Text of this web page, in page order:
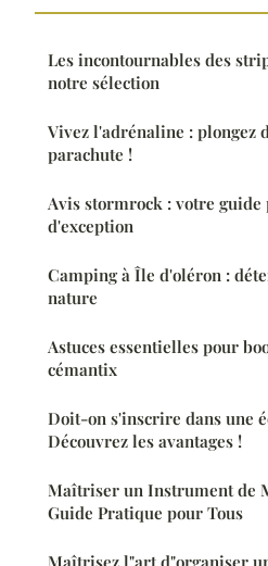
Les incontournables des
notre sélection
Vivez l'adrénaline : plongez
parachute !
Avis stormrock : votre guide
d'exception
Camping à Île d'oléron :
nature
Astuces essentielles pour
cémantix
Doit-on s'inscrire dans une
Découvrez les avantages !
Maîtriser un Instrument de
Guide Pratique pour Tous
Maîtrisez l"art d"organiser